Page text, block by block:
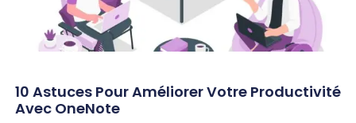
10 Astuces Pour Améliorer Votre Productivité
Avec OneNote